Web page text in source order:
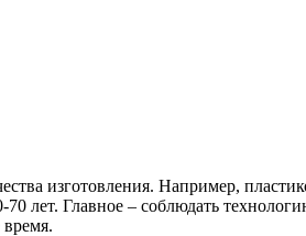
изготовления. Например,
лет. Главное – соблюдать